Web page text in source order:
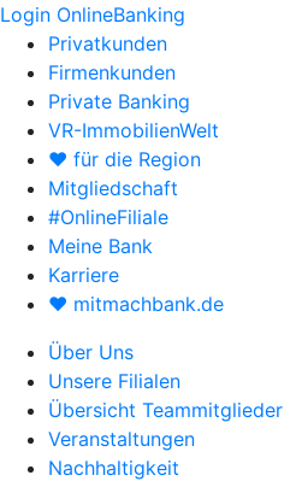
Login OnlineBanking
Privatkunden
Firmenkunden
Private Banking
VR-ImmobilienWelt
♥ für die Region
Mitgliedschaft
#OnlineFiliale
Meine Bank
Karriere
♥ mitmachbank.de
Über Uns
Unsere Filialen
Übersicht Teammitglieder
Veranstaltungen
Nachhaltigkeit